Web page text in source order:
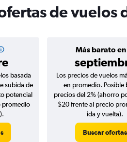
de vuelos
Más barato en
basada
subida de
potencial
promedio
Los precios de vuelos
en promedio. Posible
precios del 2% (ahorro
$20 frente al precio
ida y vuelta).
Buscar ofertas